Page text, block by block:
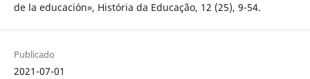
de la educación», História da Educação, 12 (25), 9-54.
Publicado
2021-07-01